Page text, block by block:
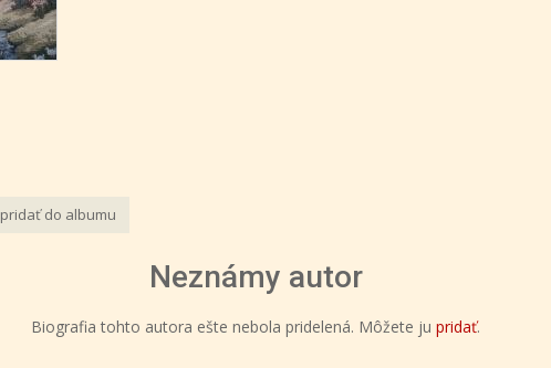
pridať do albumu
Neznámy autor
Biografia tohto autora ešte nebola pridelená. Môžete ju pridať.